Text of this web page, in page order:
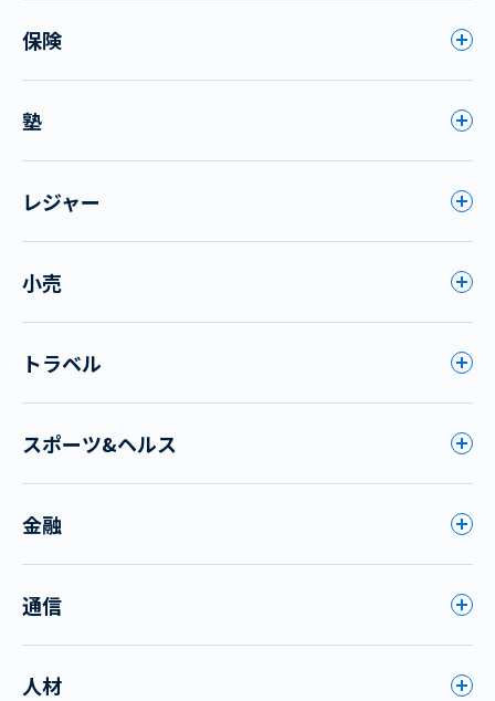
保険
塾
レジャー
小売
トラベル
スポーツ&ヘルス
金融
通信
人材